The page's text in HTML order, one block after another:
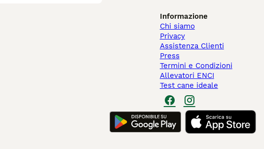
Informazione
Chi siamo
Privacy
Assistenza Clienti
Press
Termini e Condizioni
Allevatori ENCI
Test cane ideale